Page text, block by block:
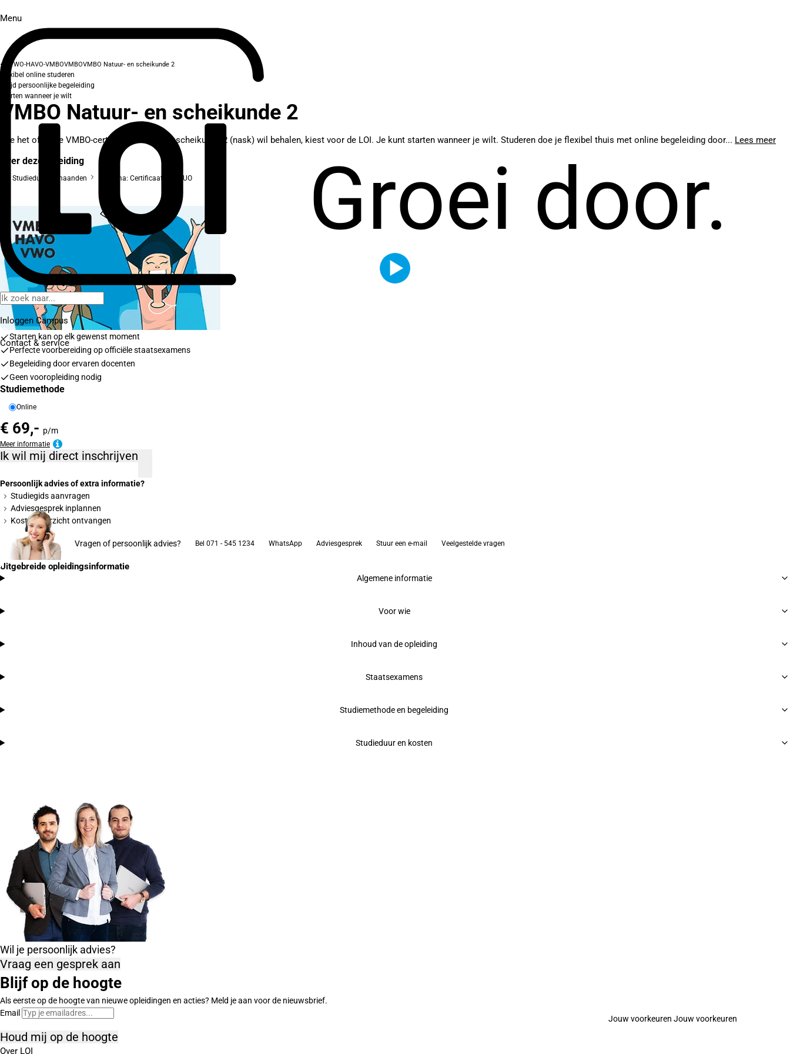
Menu
Groei door.
Inloggen Campus
Contact& service
VWO-HAVO-VMBOVMBOVMBO Natuur- en scheikunde 2
Flexibel online studeren
Altijd persoonlijke begeleiding
Starten wanneer je wilt
VMBO Natuur- en scheikunde 2
Wie het officiële VMBO-certificaat natuur- en scheikunde 2 (nask) wil behalen, kiest voor de LOI. Je kunt starten wanneer je wilt. Studeren doe je flexibel thuis met online begeleiding door... Lees meer
Over deze opleiding
Studieduur: 6 maanden Diploma: Certificaat van DUO
Starten kan op elk gewenst moment
Perfecte voorbereiding op officiële staatsexamens
Begeleiding door ervaren docenten
Geen vooropleiding nodig
Studiemethode
Online
€ 69,- p/m
Meer informatie
Ik wil mij direct inschrijven
Persoonlijk advies of extra informatie?
Studiegids aanvragen
Adviesgesprek inplannen
Kostenoverzicht ontvangen
Vragen of persoonlijk advies? Bel 071 - 545 1234 WhatsApp Adviesgesprek Stuur een e-mail Veelgestelde vragen
Uitgebreide opleidingsinformatie
Algemene informatie
Voor wie
Inhoud van de opleiding
Staatsexamens
Studiemethode en begeleiding
Studieduur en kosten
Wil je persoonlijk advies?
Vraag een gesprek aan
Blijf op de hoogte
Als eerste op de hoogte van nieuwe opleidingen en acties? Meld je aan voor de nieuwsbrief.
Email
Jouw voorkeuren
Houd mij op de hoogte
Over LOI